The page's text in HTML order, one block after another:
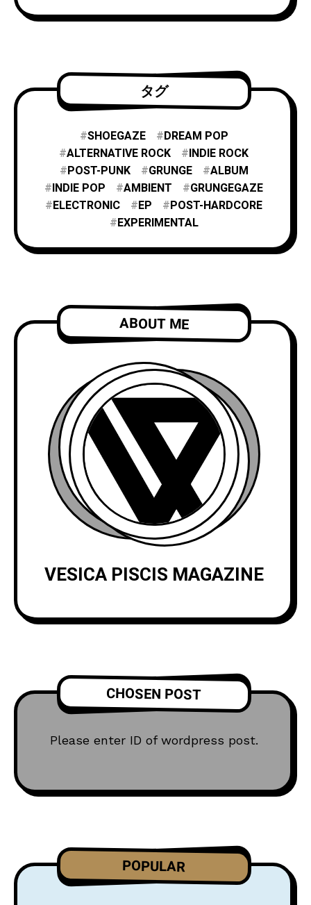
タグ
SHOEGAZE
DREAM POP
ALTERNATIVE ROCK
INDIE ROCK
POST-PUNK
GRUNGE
ALBUM
INDIE POP
AMBIENT
GRUNGEGAZE
ELECTRONIC
EP
POST-HARDCORE
EXPERIMENTAL
ABOUT ME
VESICA PISCIS MAGAZINE
CHOSEN POST
Please enter ID of wordpress post.
POPULAR